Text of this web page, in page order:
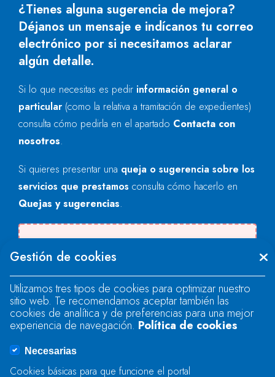
¿Tienes alguna sugerencia de mejora?
Déjanos un mensaje e indícanos tu correo
electrónico por si necesitamos aclarar
algún detalle.
Si lo que necesitas es pedir información general o
particular (como la relativa a tramitación de expedientes)
consulta cómo pedirla en el apartado Contacta con
nosotros.
Si quieres presentar una queja o sugerencia sobre los
servicios que prestamos consulta cómo hacerlo en
Quejas y sugerencias.
"text".
Se produjo un error al cargar el campo
"text".
Se produjo un error al cargar el campo
Gestión de cookies
Utilizamos tres tipos de cookies para optimizar nuestro
sitio web. Te recomendamos aceptar también las
cookies de analítica y de preferencias para una mejor
experiencia de navegación. Política de cookies
Necesarias
Cookies básicas para que funcione el portal